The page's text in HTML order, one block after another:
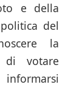
e della
del
la
di votare